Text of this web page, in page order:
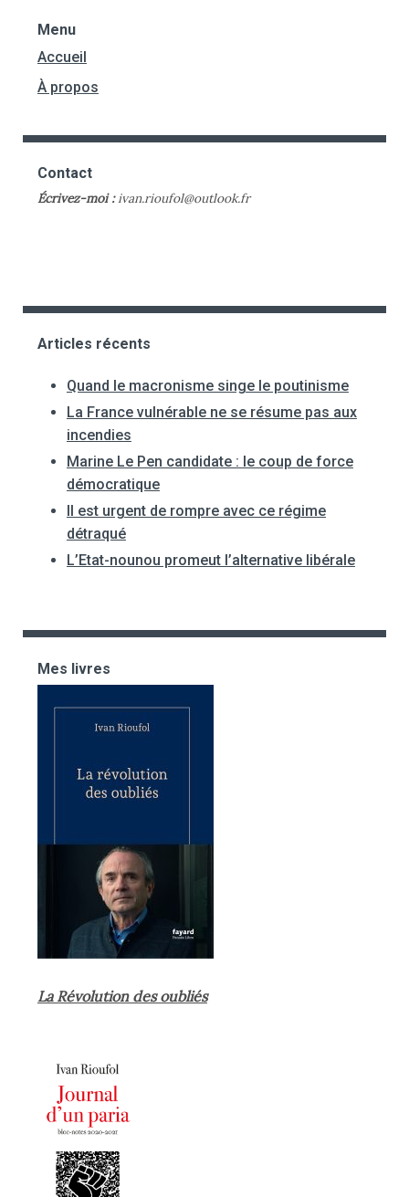
Menu
Accueil
À propos
Contact
Écrivez-moi :ivan.rioufol@outlook.fr
Articles récents
Quand le macronisme singe le poutinisme
La France vulnérable ne se résume pas aux
incendies
Marine Le Pen candidate : le coup de force
démocratique
Il est urgent de rompre avec ce régime
détraqué
L’Etat-nounou promeut l’alternative libérale
Mes livres
La Révolution des oubliés